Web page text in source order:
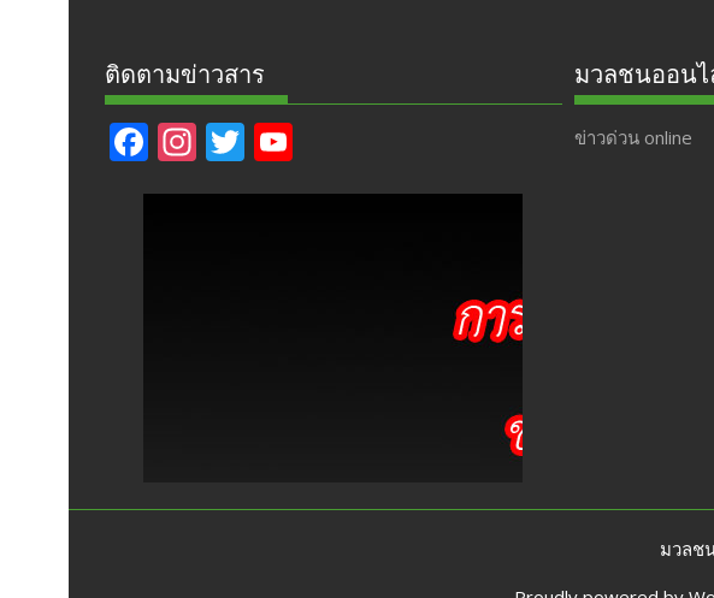
ติดตามข่าวสาร
F
ac
In
st
T
w o
มวลชนออน
ข่าวด่วน online
มวลช